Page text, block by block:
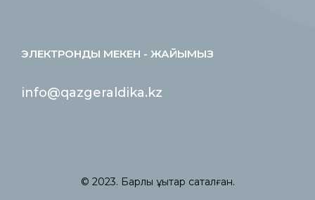
ЭЛЕКТРОНДЫ МЕКЕН - ЖАЙЫМЫЗ
info@qazgeraldika.kz
© 2023. Барлық құқықтар сақталған.